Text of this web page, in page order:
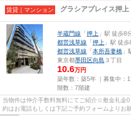
賃貸｜マンション グラシアプレイス押上
半蔵門線 「 押上 」駅 徒歩8
都営浅草線 「 押上 」駅 徒
都営浅草線 「 本所吾妻橋 」
東京都墨田区向島 ３丁目
10.6万円
築年数：築5年 ｜募集中：
階数：7階建
当物件は仲介手数料無料にてご紹介☆敷金礼金
約はお電話もしくは下記ご予約フォームよりお